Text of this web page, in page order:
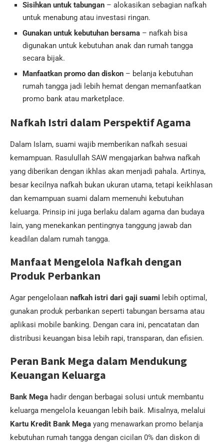
Sisihkan untuk tabungan – alokasikan sebagian nafkah
untuk menabung atau investasi ringan.
Gunakan untuk kebutuhan bersama – nafkah bisa
digunakan untuk kebutuhan anak dan rumah tangga
secara bijak.
Manfaatkan promo dan diskon – belanja kebutuhan
rumah tangga jadi lebih hemat dengan memanfaatkan
promo bank atau marketplace.
Nafkah Istri dalam Perspektif Agama
Dalam Islam, suami wajib memberikan nafkah sesuai
kemampuan. Rasulullah SAW mengajarkan bahwa nafkah
yang diberikan dengan ikhlas akan menjadi pahala. Artinya,
besar kecilnya nafkah bukan ukuran utama, tetapi keikhlasan
dan kemampuan suami dalam memenuhi kebutuhan
keluarga. Prinsip ini juga berlaku dalam agama dan budaya
lain, yang menekankan pentingnya tanggung jawab dan
keadilan dalam rumah tangga.
Manfaat Mengelola Nafkah dengan
Produk Perbankan
Agar pengelolaan nafkah istri dari gaji suami lebih optimal,
gunakan produk perbankan seperti tabungan bersama atau
aplikasi mobile banking. Dengan cara ini, pencatatan dan
distribusi keuangan bisa lebih rapi, transparan, dan efisien.
Peran Bank Mega dalam Mendukung
Keuangan Keluarga
Bank Mega hadir dengan berbagai solusi untuk membantu
keluarga mengelola keuangan lebih baik. Misalnya, melalui
Kartu Kredit Bank Mega yang menawarkan promo belanja
kebutuhan rumah tangga dengan cicilan 0% dan diskon di